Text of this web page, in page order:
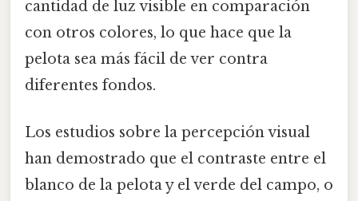
cantidad de luz visible en comparación
con otros colores, lo que hace que la
pelota sea más fácil de ver contra
diferentes fondos.
Los estudios sobre la percepción visual
han demostrado que el contraste entre el
blanco de la pelota y el verde del campo, o